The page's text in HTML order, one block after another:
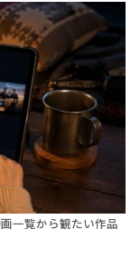
一覧から観たい作品